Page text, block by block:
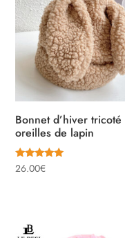
Bonnet d’hiver tricoté
oreilles de lapin
Note
5.00
26.00€